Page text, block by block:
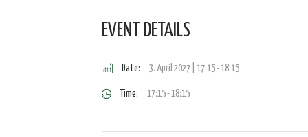
EVENT DETAILS
Date: 3. April 2027 | 17:15-18:15
Time: 17:15 - 18:15